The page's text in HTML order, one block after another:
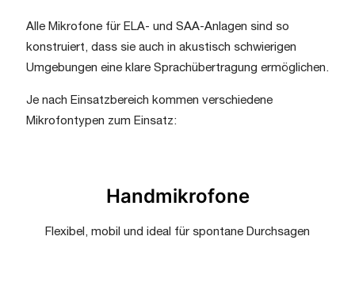
Alle Mikrofone für ELA- und SAA-Anlagen sind so
konstruiert, dass sie auch in akustisch schwierigen
Umgebungen eine klare Sprachübertragung ermöglichen.
Je nach Einsatzbereich kommen verschiedene
Mikrofontypen zum Einsatz:
Handmikrofone
Flexibel, mobil und ideal für spontane Durchsagen